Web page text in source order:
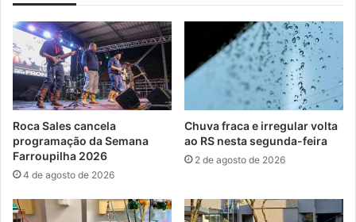
Roca Sales cancela
programação da Semana
Farroupilha 2026
4 de agosto de 2026
Chuva fraca e irregular volta
ao RS nesta segunda-feira
2 de agosto de 2026